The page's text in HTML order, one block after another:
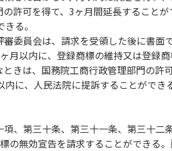
許可を得て、3ヶ月間延長すること
る。
委員会は、請求を受領した後に書面
月以内に、登録商標の維持又は登録
きは、国務院工商行政管理部門の許
に、人民法院に提訴することができ
、第三十条、第三十一条、第三十二
無効宣告を請求することができる